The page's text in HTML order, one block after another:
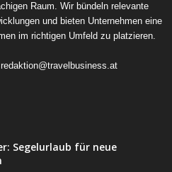
Raum. Wir bündeln relevante
und bieten Unternehmen eine
im richtigen Umfeld zu platzieren.
redaktion@travelbusiness.at
Segelurlaub für neue